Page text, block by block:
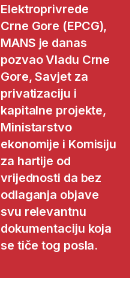
Elektroprivrede
Crne Gore (EPCG),
MANS je danas
pozvao Vladu Crne
Gore, Savjet za
privatizaciju i
kapitalne projekte,
Ministarstvo
ekonomije i Komisiju
za hartije od
vrijednosti da bez
odlaganja objave
svu relevantnu
dokumentaciju koja
se tiče tog posla.